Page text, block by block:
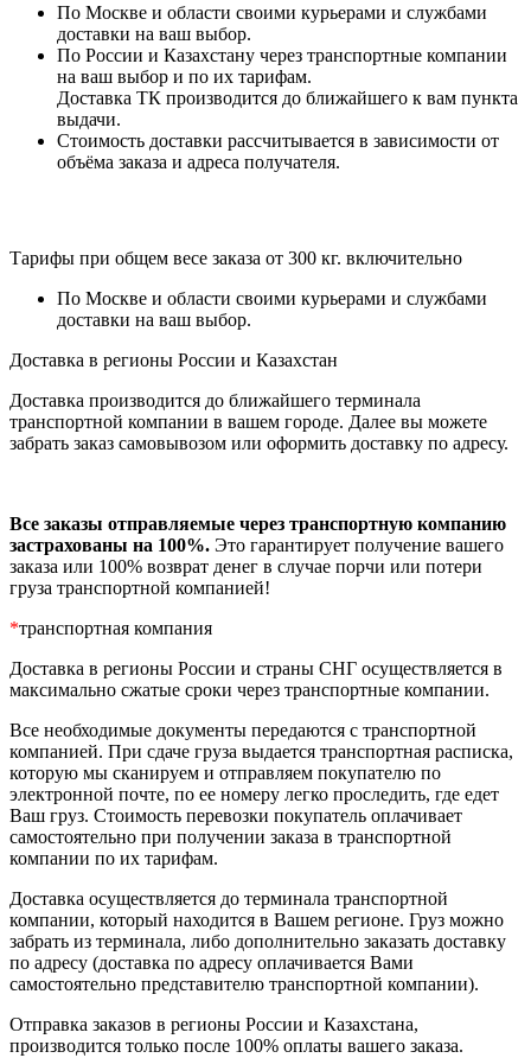
По Москве и области своими курьерами и службами
доставки на ваш выбор.
По России и Казахстану через транспортные компании
на ваш выбор и по их тарифам.
Доставка ТК производится до ближайшего к вам пункта
выдачи.
Стоимость доставки рассчитывается в зависимости от
объёма заказа и адреса получателя.
Тарифы при общем весе заказа от 300 кг. включительно
По Москве и области своими курьерами и службами
доставки на ваш выбор.
Доставка в регионы России и Казахстан
Доставка производится до ближайшего терминала
транспортной компании в вашем городе. Далее вы можете
забрать заказ самовывозом или оформить доставку по адресу.
Все заказы отправляемые через транспортную компанию
застрахованы на 100%. Это гарантирует получение вашего
заказа или 100% возврат денег в случае порчи или потери
груза транспортной компанией!
*транспортная компания
Доставка в регионы России и страны СНГ осуществляется в
максимально сжатые сроки через транспортные компании.
Все необходимые документы передаются с транспортной
компанией. При сдаче груза выдается транспортная расписка,
которую мы сканируем и отправляем покупателю по
электронной почте, по ее номеру легко проследить, где едет
Ваш груз. Стоимость перевозки покупатель оплачивает
самостоятельно при получении заказа в транспортной
компании по их тарифам.
Доставка осуществляется до терминала транспортной
компании, который находится в Вашем регионе. Груз можно
забрать из терминала, либо дополнительно заказать доставку
по адресу (доставка по адресу оплачивается Вами
самостоятельно представителю транспортной компании).
Отправка заказов в регионы России и Казахстана,
производится только после 100% оплаты вашего заказа.